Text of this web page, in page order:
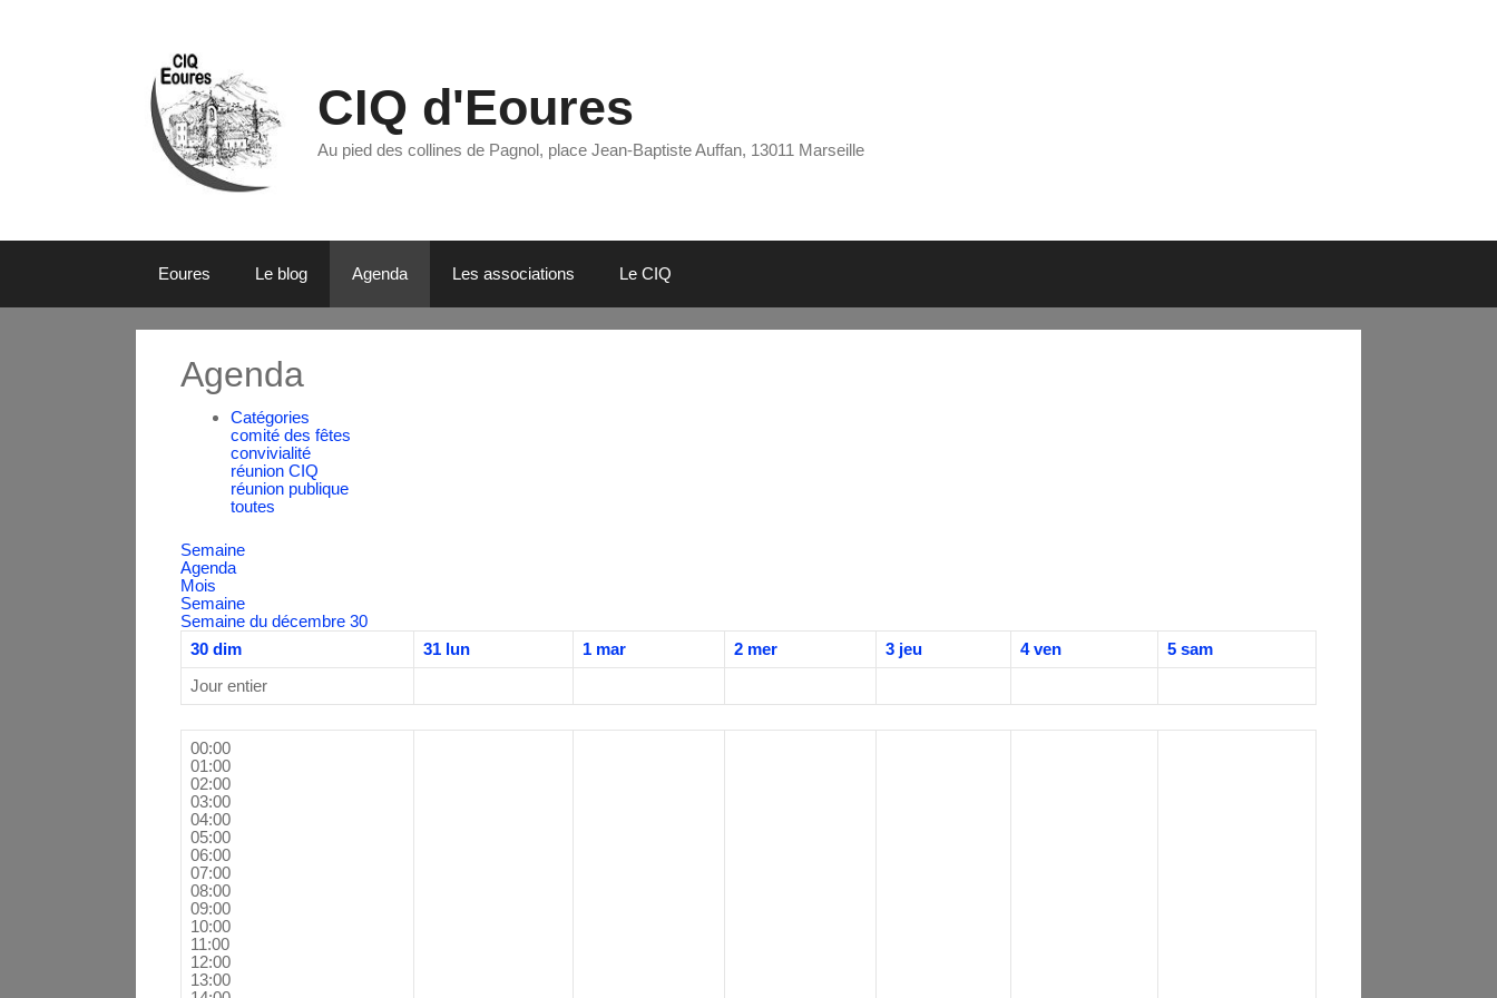
CIQ d'Eoures
Au pied des collines de Pagnol, place Jean-Baptiste Auffan, 13011 Marseille
Eoures Le blog Agenda Les associations Le CIQ
Agenda
Catégories
comité des fêtes
convivialité
réunion CIQ
réunion publique
toutes
Semaine
Agenda
Mois
Semaine
Semaine du décembre 30
30 dim 31 lun 1 mar 2 mer 3 jeu 4 ven 5 sam
Jour entier
00:00
01:00
02:00
03:00
04:00
05:00
06:00
07:00
08:00
09:00
10:00
11:00
12:00
13:00